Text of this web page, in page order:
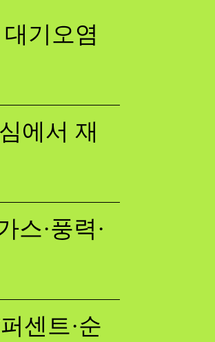
기오염
에서 재
스·풍력·
센트·순